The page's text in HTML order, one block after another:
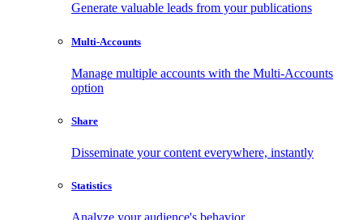
Generate valuable leads from your publications
Multi-Accounts
Manage multiple accounts with the Multi-Accounts
option
Share
Disseminate your content everywhere, instantly
Statistics